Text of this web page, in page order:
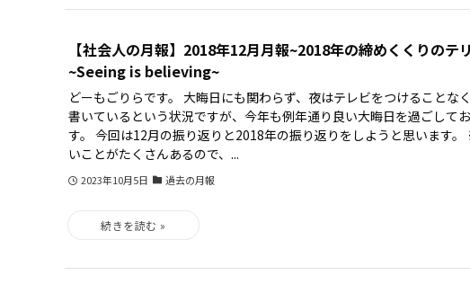
【社会人の月報】2018年12月月報~2018年の締めくくりのテ
~Seeing is believing~
どーもごりらです。 大晦日にも関わらず、夜はテレビをつけることな
書いているという状況ですが、今年も例年通り良い大晦日を過ごして
す。 今回は12月の振り返りと2018年の振り返りをしようと思います
いことがたくさんあるので、...
2023年10月5日 過去の月報